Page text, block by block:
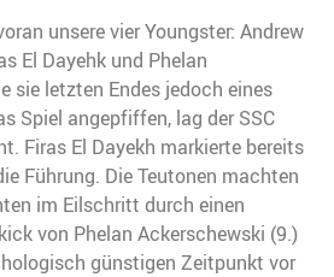
unsere vier Youngster: Andrew
El Dayehk und Phelan
sie letzten Endes jedoch eines
Spiel angepfiffen, lag der SSC
Firas El Dayekh markierte bereits
Führung. Die Teutonen machten
im Eilschritt durch einen
von Phelan Ackerschewski (9.)
günstigen Zeitpunkt vor